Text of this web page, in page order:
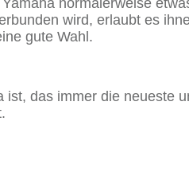
normalerweise
wird, erlaubt es
gute Wahl.
das immer die neueste